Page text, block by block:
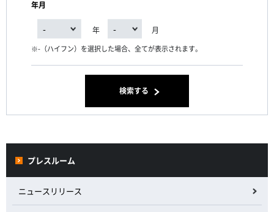
年月
年 月
-（ハイフン）を選択した場合、全てが表示されます。
検索する
プレスルーム
ニュースリリース